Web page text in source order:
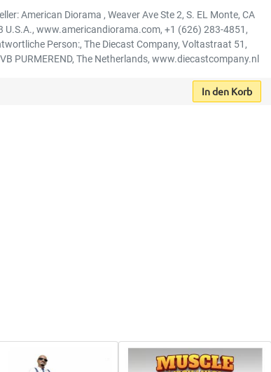
American Diorama , Weaver Ave Ste 2, S. EL Monte, CA
U.S.A., www.americandiorama.com, +1 (626) 283-4851,
Person:, The Diecast Company, Voltastraat 51,
PURMEREND, The Netherlands, www.diecastcompany.nl
In den Korb